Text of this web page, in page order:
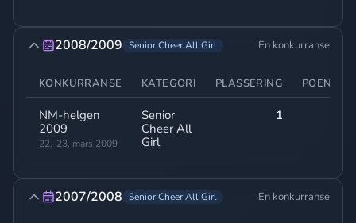
2008/2009 Senior Cheer All Girl En konkurranse
KONKURRANSE KATEGORI PLASSERING POENG
NM-helgen
2009
22.–23. mars 2009
Senior
Cheer All
Girl
1
2007/2008 Senior Cheer All Girl En konkurranse